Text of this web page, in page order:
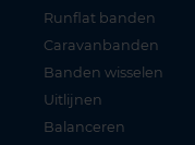
Runflat banden
Caravanbanden
Banden wisselen
Uitlijnen
Balanceren